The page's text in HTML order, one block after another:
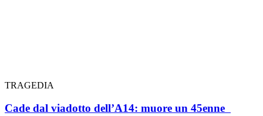
TRAGEDIA
Cade dal viadotto dell’A14: muore un 45enne